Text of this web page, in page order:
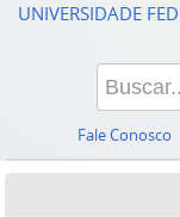
UNIVERSIDADE
Fale Conosco